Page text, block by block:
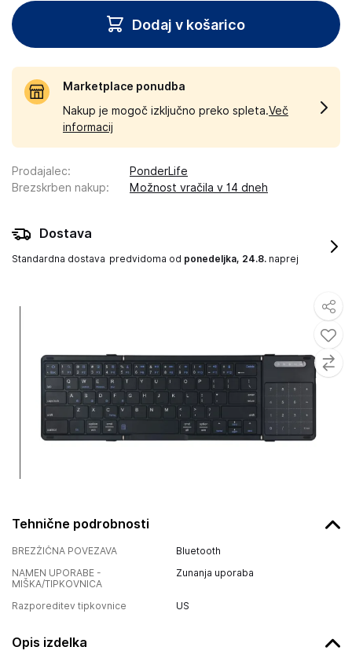
Tehnične podrobnosti
BREZŽIČNA POVEZAVA
Bluetooth
NAMEN UPORABE -
MIŠKA/TIPKOVNICA
Zunanja uporaba
Razporeditev tipkovnice US
Opis izdelka
Dodaj v košarico
Marketplace ponudba
Nakup je mogoč izključno preko spleta.Več
informacij
Prodajalec:
PonderLife
Brezskrben nakup: Možnost vračila v 14 dneh
Dostava
Standardna dostava predvidoma od ponedeljka, 24.8. naprej